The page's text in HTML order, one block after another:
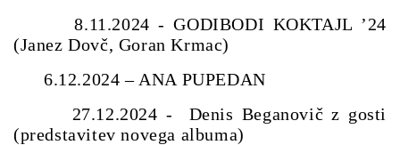
8.11.2024 - GODIBODI KOKTAJL ’24
(Janez Dovč, Goran Krmac)
6.12.2024 – ANA PUPEDAN
27.12.2024 -
Denis Beganovič z gosti
(predstavitev novega albuma)